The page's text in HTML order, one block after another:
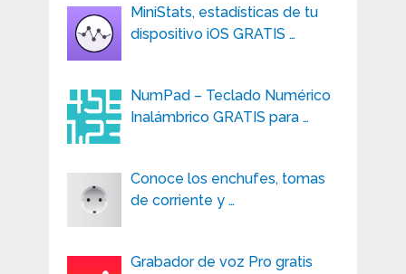
MiniStats, estadísticas de tu
dispositivo iOS GRATIS …
NumPad – Teclado Numérico
Inalámbrico GRATIS para …
Conoce los enchufes, tomas
de corriente y …
Grabador de voz Pro gratis